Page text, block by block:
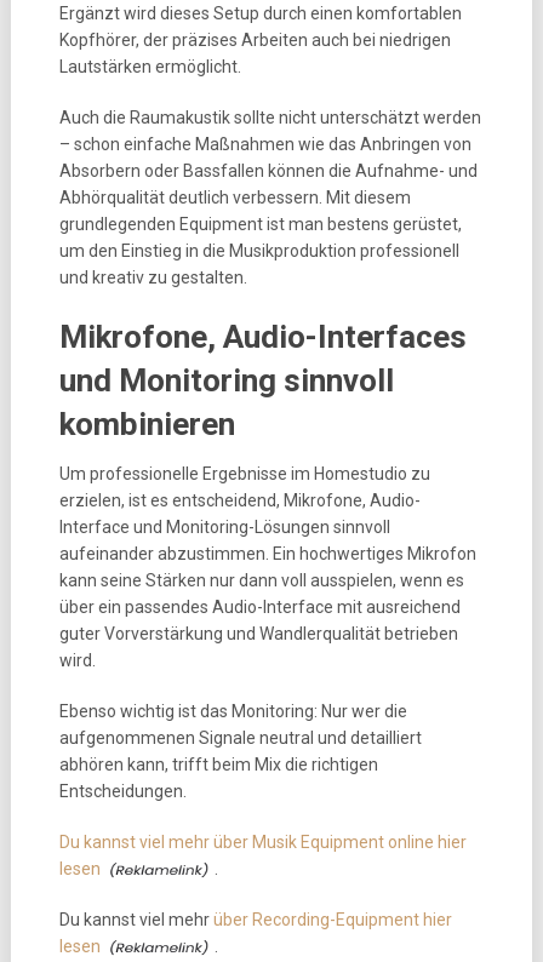
Ergänzt wird dieses Setup durch einen komfortablen
Kopfhörer, der präzises Arbeiten auch bei niedrigen
Lautstärken ermöglicht.
Auch die Raumakustik sollte nicht unterschätzt werden
– schon einfache Maßnahmen wie das Anbringen von
Absorbern oder Bassfallen können die Aufnahme- und
Abhörqualität deutlich verbessern. Mit diesem
grundlegenden Equipment ist man bestens gerüstet,
um den Einstieg in die Musikproduktion professionell
und kreativ zu gestalten.
Mikrofone, Audio-Interfaces
und Monitoring sinnvoll
kombinieren
Um professionelle Ergebnisse im Homestudio zu
erzielen, ist es entscheidend, Mikrofone, Audio-
Interface und Monitoring-Lösungen sinnvoll
aufeinander abzustimmen. Ein hochwertiges Mikrofon
kann seine Stärken nur dann voll ausspielen, wenn es
über ein passendes Audio-Interface mit ausreichend
guter Vorverstärkung und Wandlerqualität betrieben
wird.
Ebenso wichtig ist das Monitoring: Nur wer die
aufgenommenen Signale neutral und detailliert
abhören kann, trifft beim Mix die richtigen
Entscheidungen.
Du kannst viel mehr über Musik Equipment online hier
lesen
Du kannst viel mehrüber Recording-Equipment hier
lesen